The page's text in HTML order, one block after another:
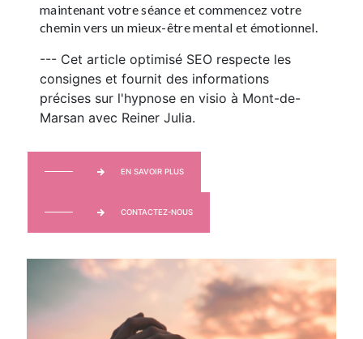
maintenant votre séance et commencez votre
chemin vers un mieux-être mental et émotionnel.
--- Cet article optimisé SEO respecte les
consignes et fournit des informations
précises sur l'hypnose en visio à Mont-de-
Marsan avec Reiner Julia.
EN SAVOIR PLUS
CONTACTEZ-NOUS